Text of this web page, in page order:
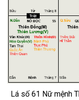
Lá số 61 Nữ mệnh